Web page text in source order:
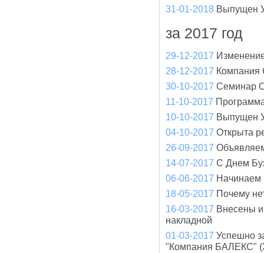
31-01-2018 Выпущен
за 2017 год
29-12-2017
28-12-2017 Компания
30-10-2017 Cеминар
11-10-2017
10-10-2017 Выпущен
04-10-2017 Открыта
26-09-2017
14-07-2017 С Днем
06-06-2017 Начинаем
18-05-2017 Почему
16-03-2017 Внесены
накладной
01-03-2017 Успешно
"Компания БАЛЕКС"